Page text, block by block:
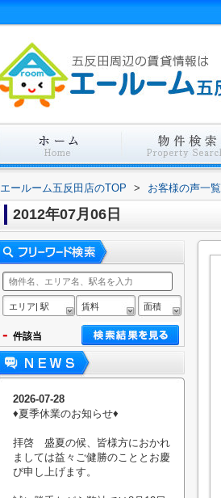
エールーム五反田店のTOP > お客様の声一覧
2012年07月06日
エリア| 駅 賃料 面積
- 件該当
2026-07-28
♦︎夏季休業のお知らせ♦︎
拝啓 盛夏の候、皆様方におかれ
ましては益々ご健勝のこととお慶
び申し上げます。